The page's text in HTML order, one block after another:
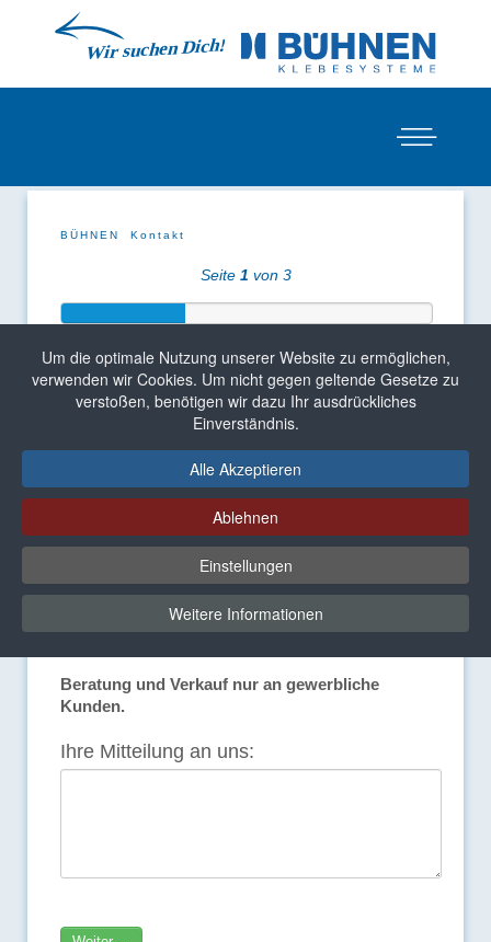
BÜHNEN Kontakt
Seite 1 von 3
Hauseigenes Labor gibt Sicherheit in der Klebung.
Wir beraten Sie gerne!
Sie haben Fragen zu unseren Produkten oder
direkt Kontakt zu uns auf. Wir melden uns
Beratung und Verkauf nur an gewerbliche
Kunden.
Ihre Mitteilung an uns:
Um die optimale Nutzung unserer Website zu ermöglichen,
verwenden wir Cookies. Um nicht gegen geltende Gesetze zu
verstoßen, benötigen wir dazu Ihr ausdrückliches
Einverständnis.
Alle Akzeptieren
Ablehnen
Einstellungen
Weitere Informationen